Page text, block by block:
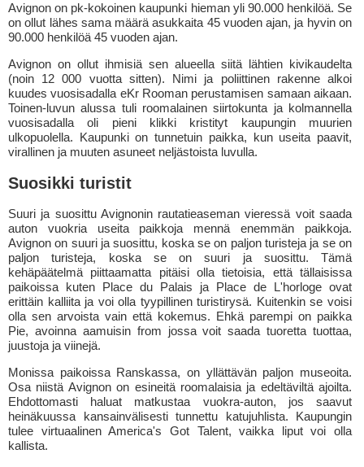
Avignon on pk-kokoinen kaupunki hieman yli 90.000 henkilöä. Se
on ollut lähes sama määrä asukkaita 45 vuoden ajan, ja hyvin on
90.000 henkilöä 45 vuoden ajan.
Avignon on ollut ihmisiä sen alueella siitä lähtien kivikaudelta
(noin 12 000 vuotta sitten). Nimi ja poliittinen rakenne alkoi
kuudes vuosisadalla eKr Rooman perustamisen samaan aikaan.
Toinen-luvun alussa tuli roomalainen siirtokunta ja kolmannella
vuosisadalla oli pieni klikki kristityt kaupungin muurien
ulkopuolella. Kaupunki on tunnetuin paikka, kun useita paavit,
virallinen ja muuten asuneet neljästoista luvulla.
Suosikki turistit
Suuri ja suosittu Avignonin rautatieaseman vieressä voit saada
auton vuokria useita paikkoja mennä enemmän paikkoja.
Avignon on suuri ja suosittu, koska se on paljon turisteja ja se on
paljon turisteja, koska se on suuri ja suosittu. Tämä
kehäpäätelmä piittaamatta pitäisi olla tietoisia, että tällaisissa
paikoissa kuten Place du Palais ja Place de L'horloge ovat
erittäin kalliita ja voi olla tyypillinen turistirysä. Kuitenkin se voisi
olla sen arvoista vain että kokemus. Ehkä parempi on paikka
Pie, avoinna aamuisin from jossa voit saada tuoretta tuottaa,
juustoja ja viinejä.
Monissa paikoissa Ranskassa, on yllättävän paljon museoita.
Osa niistä Avignon on esineitä roomalaisia ja edeltäviltä ajoilta.
Ehdottomasti haluat matkustaa vuokra-auton, jos saavut
heinäkuussa kansainvälisesti tunnettu katujuhlista. Kaupungin
tulee virtuaalinen America's Got Talent, vaikka liput voi olla
kallista.